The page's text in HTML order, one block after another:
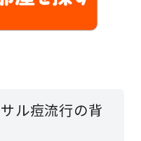
ル痘流行の背